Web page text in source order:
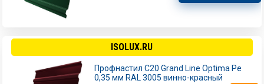
ISOLUX.RU
Профнастил С20 Grand Line Optima Pe
0,35 мм RAL 3005 винно-красный